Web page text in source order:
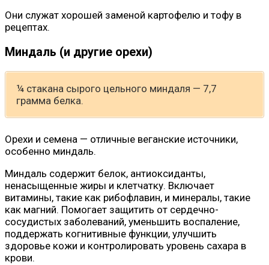
Они служат хорошей заменой картофелю и тофу в
рецептах.
Миндаль (и другие орехи)
¼ стакана сырого цельного миндаля — 7,7
грамма белка.
Орехи и семена — отличные веганские источники,
особенно миндаль.
Миндаль содержит белок, антиоксиданты,
ненасыщенные жиры и клетчатку. Включает
витамины, такие как рибофлавин, и минералы, такие
как магний. Помогает защитить от сердечно-
сосудистых заболеваний, уменьшить воспаление,
поддержать когнитивные функции, улучшить
здоровье кожи и контролировать уровень сахара в
крови.